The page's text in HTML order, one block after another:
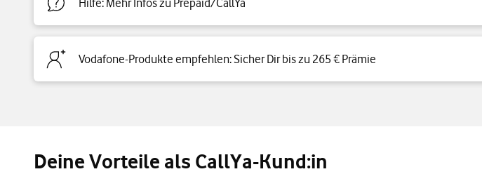
Vodafone-Produkte empfehlen: Sicher Dir bis zu 265 € Prämie
Deine Vorteile als CallYa-Kund:in